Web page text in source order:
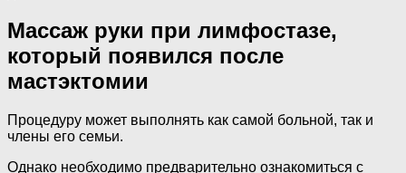
Массаж руки при лимфостазе,
который появился после
мастэктомии
Процедуру может выполнять как самой больной, так и
члены его семьи.
Однако необходимо предварительно ознакомиться с